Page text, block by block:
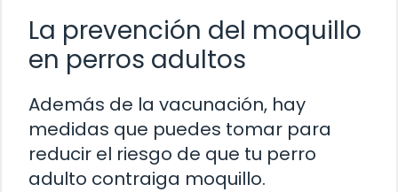
La prevención del moquillo
en perros adultos
Además de la vacunación, hay
medidas que puedes tomar para
reducir el riesgo de que tu perro
adulto contraiga moquillo.